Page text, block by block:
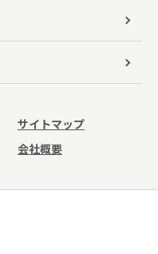
サイトマップ
会社概要